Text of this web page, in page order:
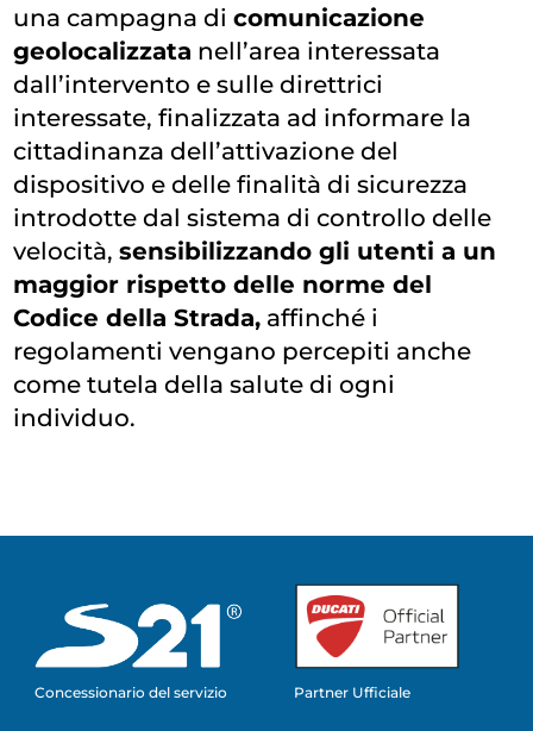
una campagna dicomunicazione
geolocalizzata nell’area interessata
dall’intervento e sulle direttrici
interessate, finalizzata ad informare la
cittadinanza dell’attivazione del
dispositivo e delle finalità di sicurezza
introdotte dal sistema di controllo delle
velocità,sensibilizzando gli utenti a un
maggior rispetto delle norme del
Codice della Strada, affinché i
regolamenti vengano percepiti anche
come tutela della salute di ogni
individuo.
Concessionario del servizio Partner Ufficiale